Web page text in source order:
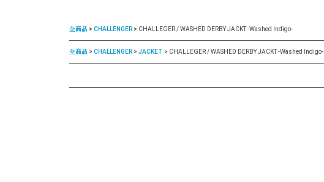
全商品 CHALLENGER CHALLEGER / WASHED DERBY JACKT -Washed Indigo-
全商品 CHALLENGER JACKET CHALLEGER / WASHED DERBY JACKT -Washed Indigo-